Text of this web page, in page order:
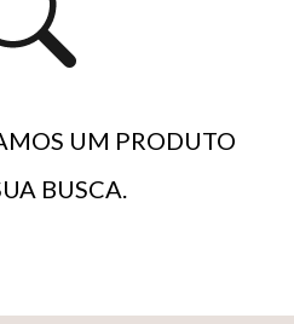
UM PRODUTO
BUSCA.